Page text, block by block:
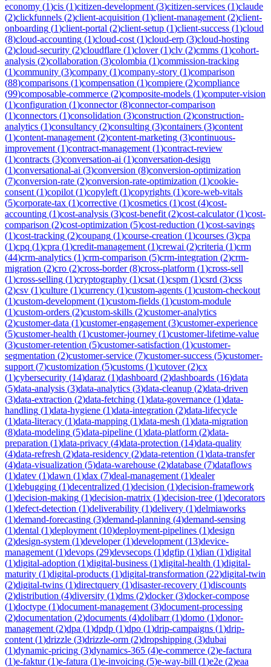
economy (1)cis (1)citizen-development (3)citizen-services (1)claude
(2)clickfunnels (2)client-acquisition (1)client-management (2)client-
onboarding (1)client-portal (2)client-setup (1)client-success (1)cloud
(8)cloud-accounting (1)cloud-cost (1)cloud-erp (3)cloud-hosting
(2)cloud-security (2)cloudflare (1)clover(1)clv (2)cmms (1)cohort-
analysis (2)collaboration (3)colombia (1)commission-tracking
(1)community (3)company (1)company-story (1)comparison
(88)comparisons (1)compensation (1)compiere (2)compliance
(99)composable-commerce (2)composite-models (1)computer-vision
(1)configuration (1)connector(8)connector-comparison
(1)connectors (1)consolidation (3)construction (2)construction-
analytics (1)consultancy (2)consulting (3)containers (3)content
(1)content-management (2)content-marketing (3)continuous-
improvement (1)contract-management (1)contract-review
(1)contracts (3)conversation-ai (1)conversation-design
(1)conversational-ai (3)conversion (8)conversion-optimization
(7)conversion-rate (2)conversion-rate-optimization (1)cookie-
consent (1)copilot (1)copyleft (1)copyrights (1)core-web-vitals
(5)corporate-tax (1)corrective (1)cosmetics (1)cost (4)cost-
accounting (1)cost-analysis (3)cost-benefit (2)cost-calculator(1)cost-
comparison (2)cost-optimization (5)cost-reduction (1)cost-savings
(1)cost-tracking (2)coupang (1)course-creation (1)courses (3)cpa
(1)cpq (1)cpra (1)credit-management (1)crewai (2)criteria (1)crm
(44)crm-analytics (1)crm-comparison (5)crm-integration (2)crm-
migration (2)cro (2)cross-border(8)cross-platform (1)cross-sell
(1)cross-selling (1)cryptography (1)csat (1)cspm (1)csrd (3)css
(2)csv (1)culture (1)currency (1)custom-agents (1)custom-checkout
(1)custom-development (1)custom-fields (1)custom-module
(1)custom-orders (2)custom-skills (2)customer-analytics
(2)customer-data (1)customer-engagement (3)customer-experience
(5)customer-health (1)customer-journey (1)customer-lifetime-value
(3)customer-retention (5)customer-satisfaction (1)customer-
segmentation (2)customer-service (7)customer-success (5)customer-
support (7)customization (5)customs (1)cutover(2)cx
(1)cybersecurity (14)daraz (1)dashboard (2)dashboards (16)data
(5)data-analysis (3)data-analytics (3)data-cleanup (2)data-driven
(3)data-extraction (2)data-fetching (1)data-governance (1)data-
handling (1)data-hygiene (1)data-integration (2)data-lifecycle
(1)data-literacy (1)data-mapping (1)data-mesh (1)data-migration
(8)data-modeling (5)data-pipeline (1)data-platform (2)data-
preparation (1)data-privacy (4)data-protection (14)data-quality
(4)data-refresh (2)data-residency (2)data-retention (1)data-transfer
(4)data-visualization (5)data-warehouse (2)database (7)dataflows
(1)datev (1)dawn (1)dax (7)deal-management (1)dealer
(1)debugging (1)decentralized (1)decision (1)decision-framework
(1)decision-making (1)decision-matrix (1)decision-tree (1)decorators
(1)defect-detection (1)deliverability (1)delivery (1)delmiaworks
(1)demand-forecasting (3)demand-planning (4)demand-sensing
(1)dental (1)deployment (10)deployment-pipelines (1)design
(2)design-system (1)developer(1)development (13)device-
management (1)devops (29)devsecops (1)dgfip (1)dian (1)digital
(1)digital-adoption (1)digital-business (1)digital-health (1)digital-
maturity (1)digital-products (1)digital-transformation (22)digital-twin
(2)digital-twins (1)directquery (1)disaster-recovery (1)discounts
(2)distribution (4)diversity (1)dms (2)docker(3)docker-compose
(1)doctype (1)document-management (3)document-processing
(2)documentation (2)documents (4)dolibarr(1)domo (1)donor-
management (2)dpa (1)dpdp (1)dpo (1)drip-campaigns (1)drip-
content (1)drizzle (3)drizzle-orm (2)dropshipping (3)dubai
(1)dynamic-pricing (3)dynamics-365 (4)e-commerce (2)e-factura
(1)e-faktur(1)e-fatura (1)e-invoicing (5)e-way-bill (1)e2e (2)eaa